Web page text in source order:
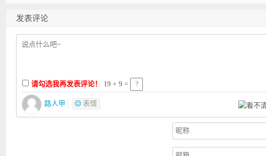
发表评论
请勾选我再发表评论！ 19 + 9 =
路人甲 表情